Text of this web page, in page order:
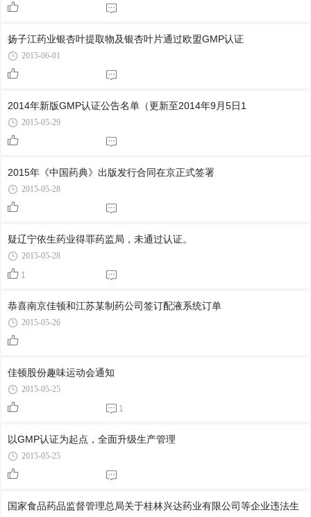
扬子江药业银杏叶提取物及银杏叶片通过欧盟GMP认证
2015-06-01
2014年新版GMP认证公告名单（更新至2014年9月5日1
2015-05-29
2015年《中国药典》出版发行合同在京正式签署
2015-05-28
疑辽宁依生药业得罪药监局，未通过认证。
2015-05-28
1
恭喜南京佳顿和江苏某制药公司签订配液系统订单
2015-05-26
佳顿股份趣味运动会通知
2015-05-25
1
以GMP认证为起点，全面升级生产管理
2015-05-25
国家食品药品监督管理总局关于桂林兴达药业有限公司等企业违法生